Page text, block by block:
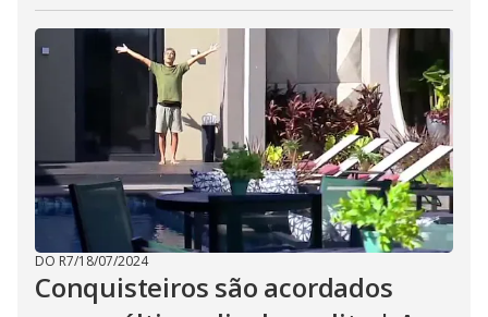
DO R7/18/07/2024
Conquisteiros são acordados